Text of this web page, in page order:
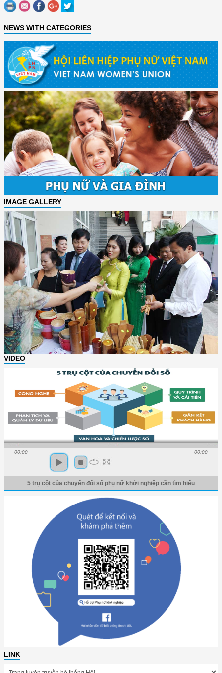
NEWS WITH CATEGORIES
IMAGE GALLERY
VIDEO
00:00 00:00
5 trụ cột của chuyển đổi số phụ nữ khởi nghiệp cần tìm hiểu
LINK